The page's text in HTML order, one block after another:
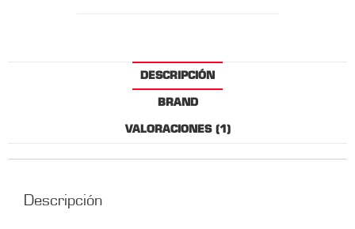
DESCRIPCIÓN
BRAND
VALORACIONES (1)
Descripción